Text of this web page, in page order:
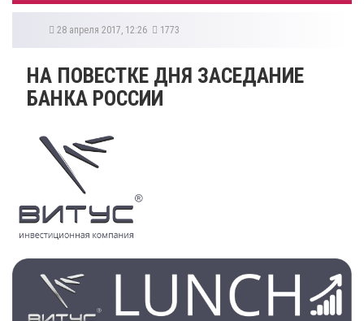
28 апреля 2017, 12:26 1773
НА ПОВЕСТКЕ ДНЯ ЗАСЕДАНИЕ
БАНКА РОССИИ